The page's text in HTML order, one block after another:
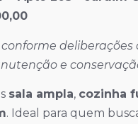
e
sala ampla, cozinha
. Ideal para quem